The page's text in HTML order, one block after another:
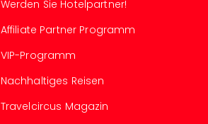
Werden Sie Hotelpartner!
Affiliate Partner Programm
VIP-Programm
Nachhaltiges Reisen
Travelcircus Magazin